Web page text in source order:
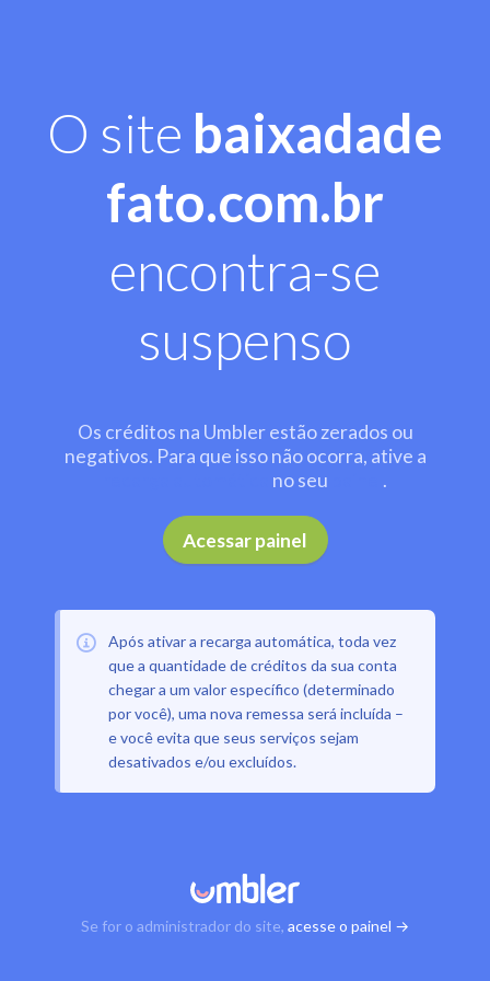
O site baixadade
fato.com.br
encontra-se
suspenso
Os créditos na Umbler estão zerados ou
negativos. Para que isso não ocorra, ative a
no seu .
Acessar painel
Após ativar a recarga automática, toda vez
que a quantidade de créditos da sua conta
chegar a um valor específico (determinado
por você), uma nova remessa será incluída –
e você evita que seus serviços sejam
desativados e/ou excluídos.
Se for o administrador do site, acesse o painel →